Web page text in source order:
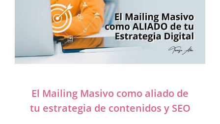
El Mailing Masivo como aliado de
tu estrategia de contenidos y SEO